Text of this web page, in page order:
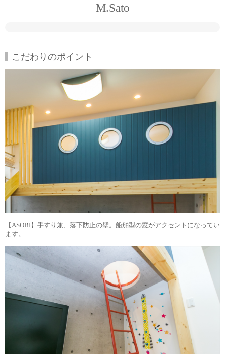
M.Sato
こだわりのポイント
【ASOBI】手すり兼、落下防止の壁。船舶型の窓がアクセントになってい
ます。